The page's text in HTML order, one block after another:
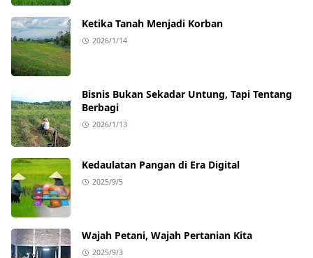
Ketika Tanah Menjadi Korban
2026/1/14
Bisnis Bukan Sekadar Untung, Tapi Tentang
Berbagi
2026/1/13
Kedaulatan Pangan di Era Digital
2025/9/5
Wajah Petani, Wajah Pertanian Kita
2025/9/3